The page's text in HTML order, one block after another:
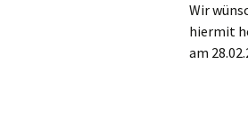
Wir
hiermit
am